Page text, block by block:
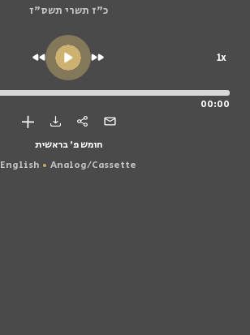
כ"ז תשרי תשס"ז
1x
00:00
חומש פ' בראשית
English
Analog/Cassette